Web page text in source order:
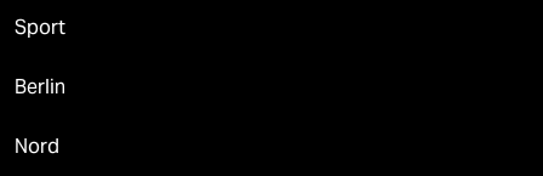
Sport
Berlin
Nord